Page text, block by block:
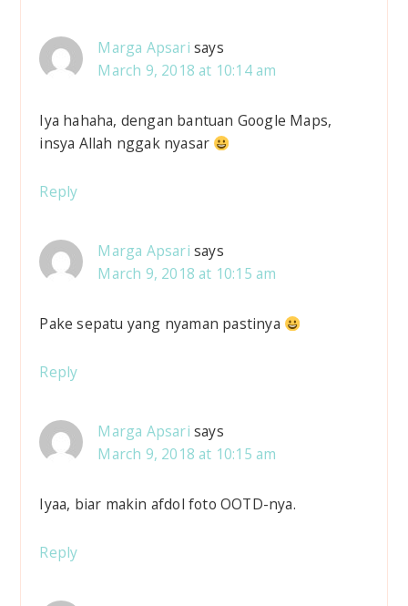
Marga Apsari says
March 9, 2018 at 10:14 am
Iya hahaha, dengan bantuan Google Maps,
insya Allah nggak nyasar
Reply
Marga Apsari says
March 9, 2018 at 10:15 am
Pake sepatu yang nyaman pastinya
Reply
Marga Apsari says
March 9, 2018 at 10:15 am
Iyaa, biar makin afdol foto OOTD-nya.
Reply